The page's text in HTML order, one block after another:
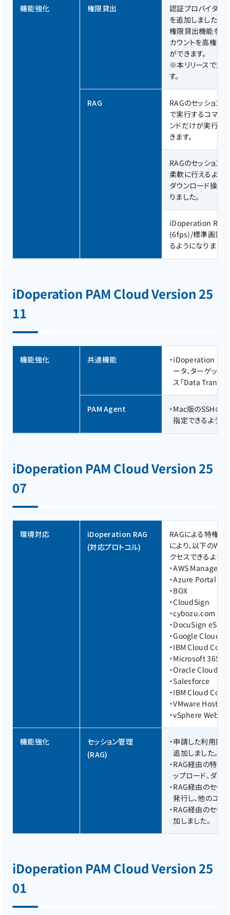
機能強化 権限貸出
認証プロバイダ（
を追加しました。
権限貸出機能を使
カウントを高権限
ができます。
※本リリースで対
す。
RAG
RAGのセッション
で実行するコマン
ンドだけが実行可
きます。
RAGのセッション
柔軟に行えるよう
ダウンロード操作
りました。
iDoperation RAG
(6fps)/標準画質
るようになりまし
iDoperation PAM Cloud Version 25
11
機能強化 共通機能 ・iDoperation
ータ、ターゲッ
ス「Data
PAM Agent ・Mac版のSSHのオ
指定できるように
iDoperation PAM Cloud Version 25
07
環境対応
iDoperation RAG
(対応プロトコル)
RAGによる特権ア
により、以下の
クセスできるよう
・AWS
・Azure Portal
・BOX
・CloudSign
・cybozu.com /
・DocuSign
・Google Cloud
・IBM Cloud
・Microsoft 365
・Oracle Cloud
・Salesforce
・IBM Cloud
・VMware Host
・vSphere Web
機能強化
セッション管理
(RAG)
・申請した利用期
追加しました。
・RAG経由の特権
ップロード、ダウ
・RAG経由のセッシ
発行し、他のユー
・RAG経由のセッ
加しました。
iDoperation PAM Cloud Version 25
01